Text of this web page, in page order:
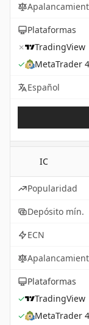
Plataformas
✗
TradingView
✓
MetaTrader 4
Español
IC
Popularidad
Depósito mín.
ECN
Plataformas
✓
TradingView
✓
MetaTrader 4